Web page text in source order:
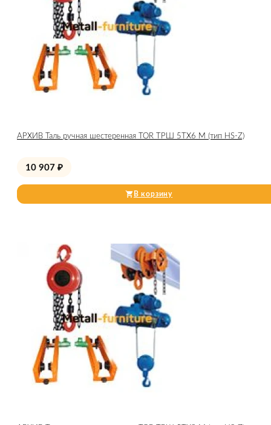
АРХИВ Таль ручная шестеренная TOR ТРШ 5ТХ6 М (тип HS-Z)
10 907 ₽
В корзину